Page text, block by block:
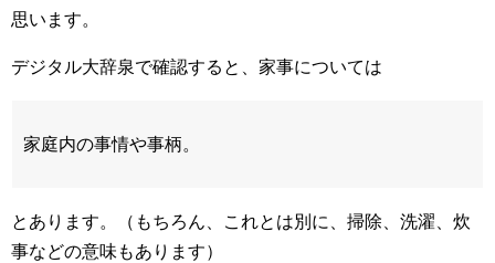
思います。
デジタル大辞泉で確認すると、家事については
家庭内の事情や事柄。
とあります。（もちろん、これとは別に、掃除、洗濯、炊
事などの意味もあります）